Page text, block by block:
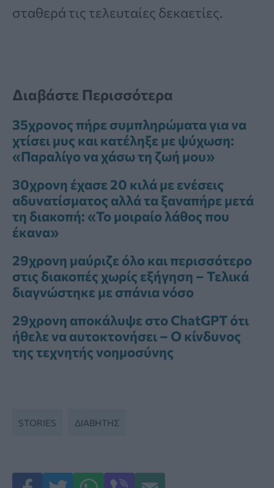
σταθερά τις τελευταίες δεκαετίες.
Διαβάστε Περισσότερα
35χρονος πήρε συμπληρώματα για να
χτίσει μυς και κατέληξε με ψύχωση:
«Παραλίγο να χάσω τη ζωή μου»
30χρονη έχασε 20 κιλά με ενέσεις
αδυνατίσματος αλλά τα ξαναπήρε μετά
τη διακοπή: «Το μοιραίο λάθος που
έκανα»
29χρονη μαύριζε όλο και περισσότερο
στις διακοπές χωρίς εξήγηση – Τελικά
διαγνώστηκε με σπάνια νόσο
29χρονη αποκάλυψε στο ChatGPT ότι
ήθελε να αυτοκτονήσει – Ο κίνδυνος
της τεχνητής νοημοσύνης
STORIES ΔΙΑΒΉΤΗΣ